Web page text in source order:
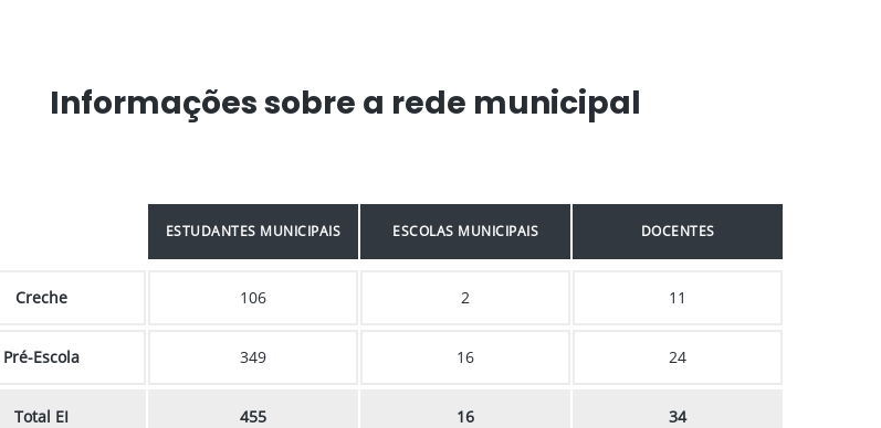
Informações sobre a rede municipal
ESTUDANTES MUNICIPAIS ESCOLAS MUNICIPAIS DOCENTES
Creche 106 2 11
Pré-Escola 349 16 24
Total EI 455 16 34